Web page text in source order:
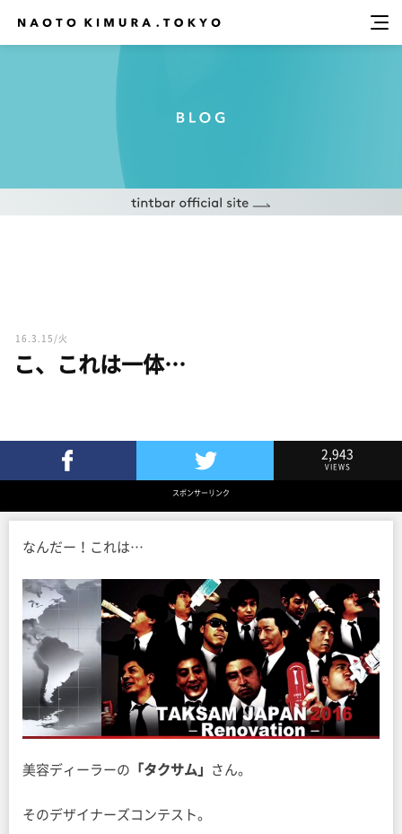
16.3.15/火
こ、これは一体…
Twitterでツイート
2,943
VIEWS
スポンサーリンク
なんだー！これは…
美容ディーラーの 「タクサム」 さん。
そのデザイナーズコンテスト。